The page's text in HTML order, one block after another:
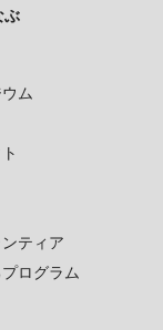
ぶ
ム
ティア
ログラム